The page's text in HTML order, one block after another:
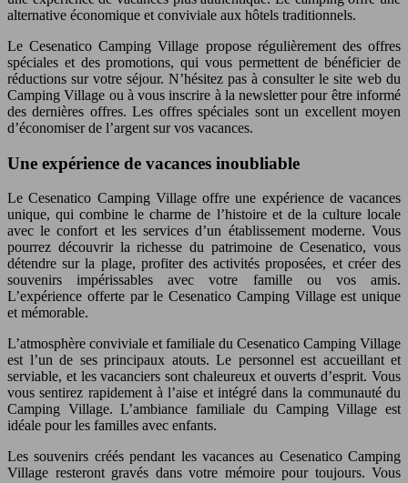
alternative économique et conviviale aux hôtels traditionnels.
Le Cesenatico Camping Village propose régulièrement des offres
spéciales et des promotions, qui vous permettent de bénéficier de
réductions sur votre séjour. N’hésitez pas à consulter le site web du
Camping Village ou à vous inscrire à la newsletter pour être informé
des dernières offres. Les offres spéciales sont un excellent moyen
d’économiser de l’argent sur vos vacances.
Une expérience de vacances inoubliable
Le Cesenatico Camping Village offre une expérience de vacances
unique, qui combine le charme de l’histoire et de la culture locale
avec le confort et les services d’un établissement moderne. Vous
pourrez découvrir la richesse du patrimoine de Cesenatico, vous
détendre sur la plage, profiter des activités proposées, et créer des
souvenirs impérissables avec votre famille ou vos amis.
L’expérience offerte par le Cesenatico Camping Village est unique
et mémorable.
L’atmosphère conviviale et familiale du Cesenatico Camping Village
est l’un de ses principaux atouts. Le personnel est accueillant et
serviable, et les vacanciers sont chaleureux et ouverts d’esprit. Vous
vous sentirez rapidement à l’aise et intégré dans la communauté du
Camping Village. L’ambiance familiale du Camping Village est
idéale pour les familles avec enfants.
Les souvenirs créés pendant les vacances au Cesenatico Camping
Village resteront gravés dans votre mémoire pour toujours. Vous